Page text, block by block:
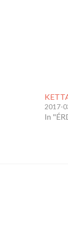
2017-
In